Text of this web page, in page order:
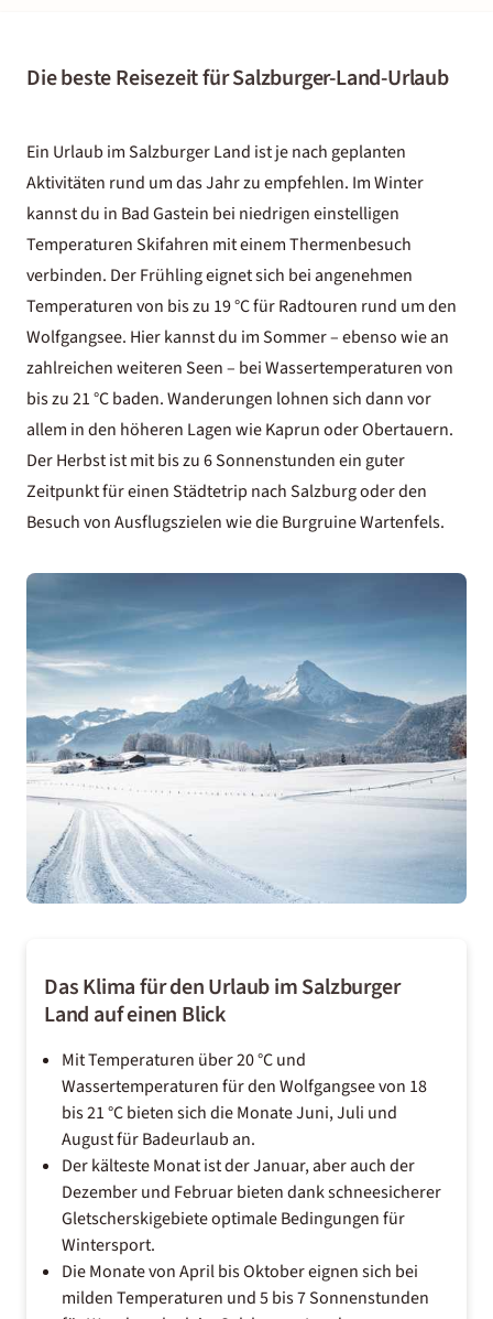
Die beste Reisezeit für Salzburger-Land-Urlaub
Ein Urlaub im Salzburger Land ist je nach geplanten
Aktivitäten rund um das Jahr zu empfehlen. Im Winter
kannst du in Bad Gastein bei niedrigen einstelligen
Temperaturen Skifahren mit einem Thermenbesuch
verbinden. Der Frühling eignet sich bei angenehmen
Temperaturen von bis zu 19 °C für Radtouren rund um den
Wolfgangsee. Hier kannst du im Sommer – ebenso wie an
zahlreichen weiteren Seen – bei Wassertemperaturen von
bis zu 21 °C baden. Wanderungen lohnen sich dann vor
allem in den höheren Lagen wie Kaprun oder Obertauern.
Der Herbst ist mit bis zu 6 Sonnenstunden ein guter
Zeitpunkt für einenStädtetrip nach Salzburg oder den
Besuch von Ausflugszielen wie die Burgruine Wartenfels.
Das Klima für den Urlaub im Salzburger
Land auf einen Blick
Mit Temperaturen über 20 °C und
Wassertemperaturen für den Wolfgangsee von 18
bis 21 °C bieten sich die Monate Juni, Juli und
August für Badeurlaub an.
Der kälteste Monat ist der Januar, aber auch der
Dezember und Februar bieten dank schneesicherer
Gletscherskigebiete optimale Bedingungen für
Wintersport.
Die Monate von April bis Oktober eignen sich bei
milden Temperaturen und 5 bis 7 Sonnenstunden